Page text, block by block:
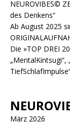
NEUROVIBES©
des Denkens“
Ab August 2025
Die »TOP DREI
„MentalKintsugi“,
März 2026